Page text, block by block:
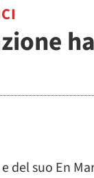
e del suo En